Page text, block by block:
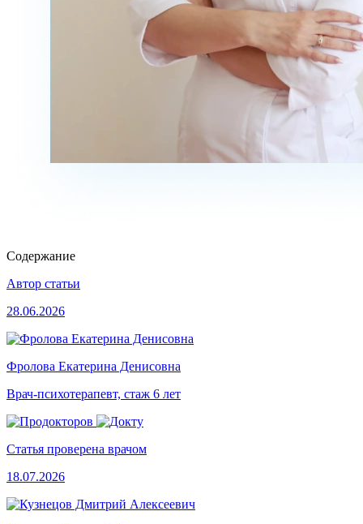
Содержание
Автор статьи
28.06.2026
Фролова Екатерина Денисовна
Врач-психотерапевт, стаж 6 лет
Статья проверена врачом
18.07.2026